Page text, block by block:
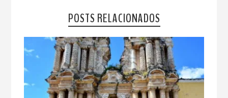
POSTS RELACIONADOS